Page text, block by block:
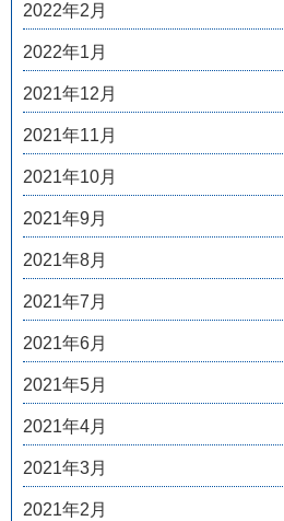
2022年2月
2022年1月
2021年12月
2021年11月
2021年10月
2021年9月
2021年8月
2021年7月
2021年6月
2021年5月
2021年4月
2021年3月
2021年2月